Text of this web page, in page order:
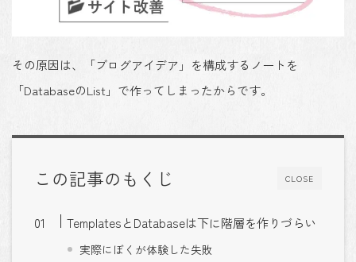
その原因は、
「ブログアイデア」を構成するノートを
「DatabaseのList」で作ってしまったからです。
CLOSE
この記事のもくじ
TemplatesとDatabaseは下に階層を作りづらい
実際にぼくが体験した失敗